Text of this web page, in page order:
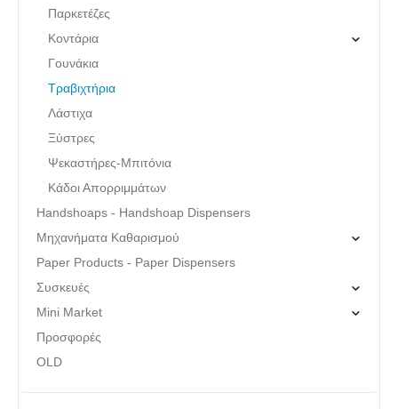
Παρκετέζες
Κοντάρια
Γουνάκια
Τραβιχτήρια
Λάστιχα
Ξύστρες
Ψεκαστήρες-Μπιτόνια
Κάδοι Απορριμμάτων
Handshoaps - Handshoap Dispensers
Μηχανήματα Καθαρισμού
Paper Products - Paper Dispensers
Συσκευές
Mini Market
Προσφορές
OLD